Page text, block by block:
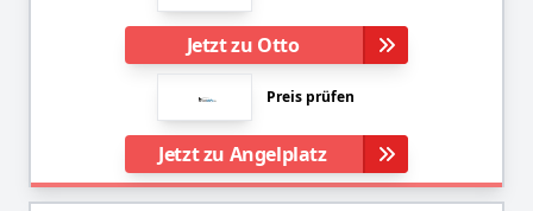
Jetzt zu Otto
Preis prüfen
Jetzt zu Angelplatz